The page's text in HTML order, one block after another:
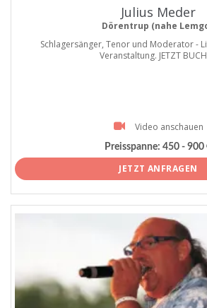
Julius Meder
Dörentrup (nahe
Schlagersänger, Tenor und Moderator -
Veranstaltung. JETZT
Video anschauen
Preisspanne: 450 - 900
JETZT ANFRAGEN